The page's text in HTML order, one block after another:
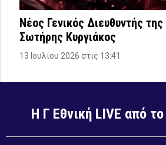
Νέος Γενικός Διευθυντής
Σωτήρης Κυργιάκος
13 Ιουλίου 2026 στις 13:41
Η Γ Εθνική LIVE από